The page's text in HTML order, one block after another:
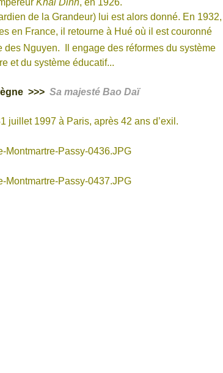
Khai Dinh, en 1926.
de la Grandeur) lui est alors donné. En 1932,
en France, il retourne à Hué où il est couronné
des Nguyen.
Il engage des réformes du système
et du système éducatif...
>>> Sa majesté Bao Daï
juillet 1997 à Paris, après 42 ans d’exil.